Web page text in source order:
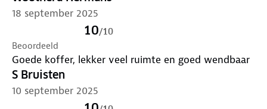
Binnenlandse Veiligheid (Homeland Security) dat
gezag over de veiligheid van de reizigers in de
Verenigde Staten uitoefent. TSA-slot instellen?
doe je dat.
18 september 2025
10/10
Beoordeeld
Goede koffer, lekker veel ruimte en goed wendbaar
S Bruisten
10 september 2025